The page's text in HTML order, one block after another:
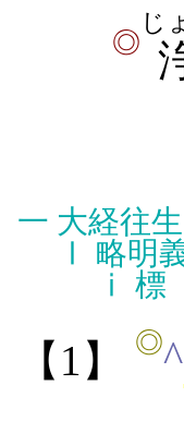
◎
じ
一 大経往生
Ⅰ
略明
ⅰ
標
【1】 ◎^